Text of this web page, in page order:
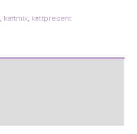
, kattmix, kattpresent